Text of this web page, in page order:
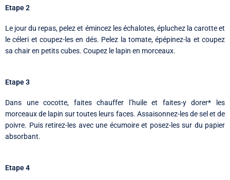
Etape 2
Le jour du repas, pelez et émincez les échalotes, épluchez la carotte et
le céleri et coupez-les en dés. Pelez la tomate, épépinez-la et coupez
sa chair en petits cubes. Coupez le lapin en morceaux.
Etape 3
Dans une cocotte, faites chauffer l’huile et faites-y dorer* les
morceaux de lapin sur toutes leurs faces. Assaisonnez-les de sel et de
poivre. Puis retirez-les avec une écumoire et posez-les sur du papier
absorbant.
Etape 4